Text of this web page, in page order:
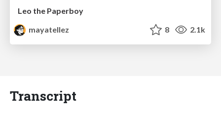
Leo the Paperboy
mayatellez
8 2.1k
Transcript